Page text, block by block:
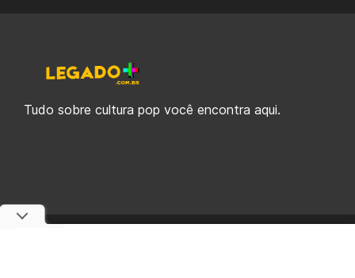
Tudo sobre cultura pop você encontra aqui.